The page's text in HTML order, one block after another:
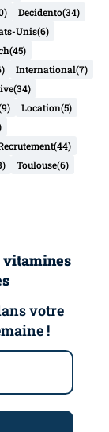
Decidento(34)
Unis(6)
(45)
International(7)
(34)
Location(5)
(44)
Toulouse(6)
vitamines
votre
!